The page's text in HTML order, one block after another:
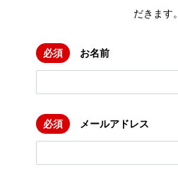
だきます。
必須 お名前
必須 メールアドレス